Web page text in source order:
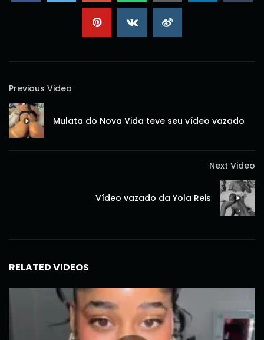
Previous Video
Mulata do Nova Vida teve seu vídeo vazado
Next Video
Vídeo vazado da Yola Reis
RELATED VIDEOS